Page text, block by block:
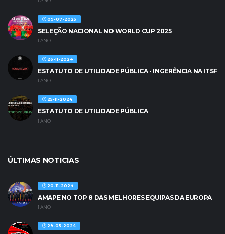
09-07-2025
SELEÇÃO NACIONAL NO WORLD CUP 2025
1 ANO
26-11-2024
ESTATUTO DE UTILIDADE PÚBLICA - INGERÊNCIA NA ITSF
1 ANO
25-11-2024
ESTATUTO DE UTILIDADE PÚBLICA
1 ANO
ÚLTIMAS NOTICIAS
20-11-2024
AMAPE NO TOP 8 DAS MELHORES EQUIPAS DA EUROPA
1 ANO
29-05-2024